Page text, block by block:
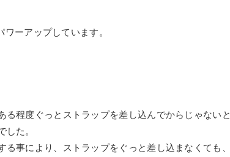
ーアップしています。
る程度ぐっとストラップを差し込んでからじゃないと
た。
事により、ストラップをぐっと差し込まなくても、